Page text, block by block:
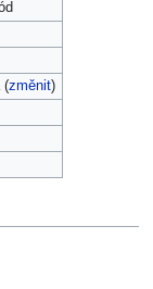
(změnit)